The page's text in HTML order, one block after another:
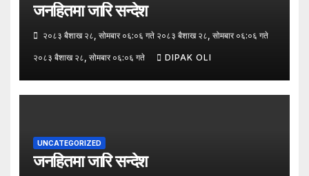
जनहितमा जारि सन्देश
२०८३ बैशाख २८, सोमबार ०६:०६ गते २०८३ बैशाख २८, सोमबार ०६:०६ गते
२०८३ बैशाख २८, सोमबार ०६:०६ गते DIPAK OLI
UNCATEGORIZED
जनहितमा जारि सन्देश